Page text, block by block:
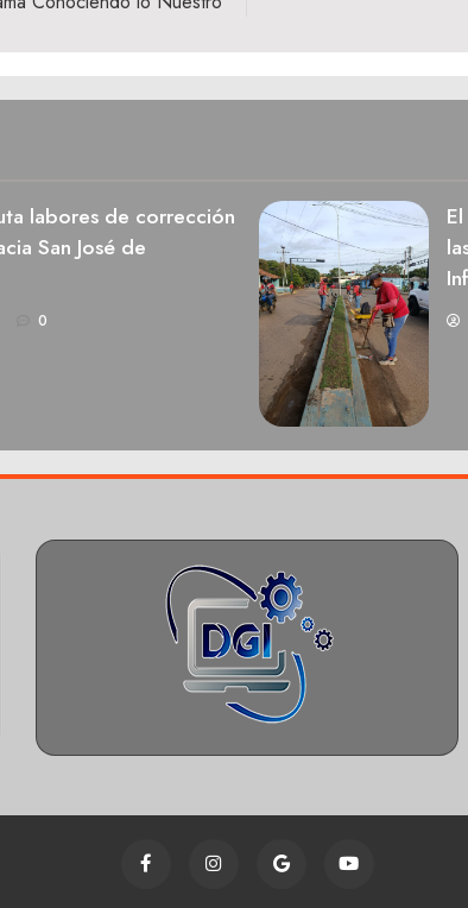
labores de corrección
San José de
0